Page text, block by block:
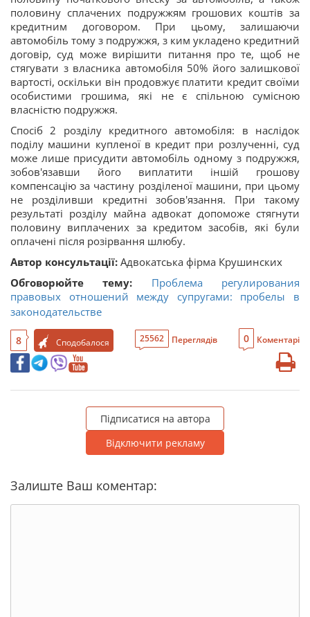
половину сплачених подружжям грошових коштів за
кредитним договором. При цьому, залишаючи
автомобіль тому з подружжя, з ким укладено кредитний
договір, суд може вирішити питання про те, щоб не
стягувати з власника автомобіля 50% його залишкової
вартості, оскільки він продовжує платити кредит своїми
особистими грошима, які не є спільною сумісною
власністю подружжя.
Спосіб 2 розділу кредитного автомобіля: в наслідок
поділу машини купленої в кредит при розлученні, суд
може лише присудити автомобіль одному з подружжя,
зобов'язавши його виплатити іншій грошову
компенсацію за частину розділеної машини, при цьому
не розділивши кредитні зобов'язання. При такому
результаті розділу майна адвокат допоможе стягнути
половину виплачених за кредитом засобів, які були
оплачені після розірвання шлюбу.
Автор консультації: Адвокатська фірма Крушинских
Обговорюйте тему: Проблема регулирования
правовых отношений между супругами: пробелы в
законодательстве
8 Сподобалося 25562 Переглядів 0 Коментарі
Підписатися на автора
Відключити рекламу
Залиште Ваш коментар: